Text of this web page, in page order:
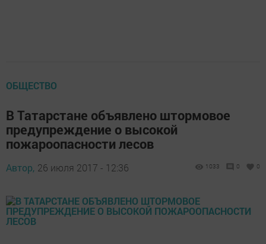
ОБЩЕСТВО
В Татарстане объявлено штормовое
предупреждение о высокой
пожароопасности лесов
Автор, 26 июля 2017 - 12:36 1033 0 0